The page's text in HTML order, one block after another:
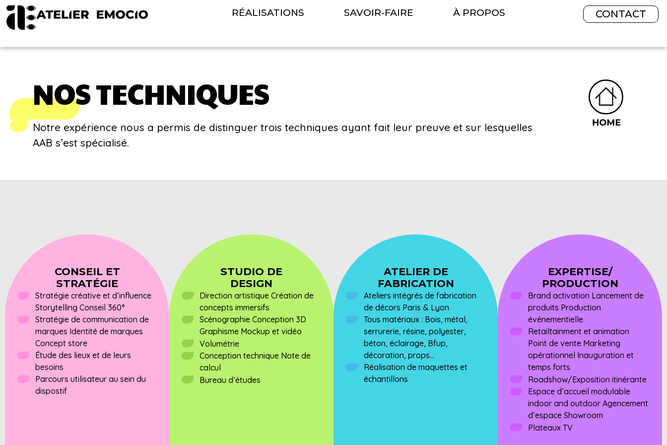
RÉALISATIONS SAVOIR-FAIRE À PROPOS CONTACT
NOS TECHNIQUES
Notre expérience nous a permis de distinguer trois techniques ayant fait leur preuve et sur lesquelles
AAB s’est spécialisé.
CONSEIL ET
STRATÉGIE
Stratégie créative et d’influence
Storytelling Conseil 360°
Stratégie de communication de
marques Identité de marques
Concept store
Étude des lieux et de leurs
besoins
Parcours utilisateur au sein du
dispostif
STUDIO DE
DESIGN
Direction artistique Création de
concepts immersifs
Scénographie Conception 3D
Graphisme Mockup et vidéo
Volumétrie
Conception technique Note de
calcul
Bureau d’études
ATELIER DE
FABRICATION
Ateliers intégrés de fabrication
de décors Paris & Lyon
Tous matériaux : Bois, métal,
serrurerie, résine, polyester,
béton, éclairage, Bfup,
décoration, props...
Réalisation de maquettes et
échantillons
EXPERTISE/
PRODUCTION
Brand activation Lancement de
produits Production
événementielle
Retailtainment et animation
Point de vente Marketing
opérationnel Inauguration et
temps forts
Roadshow/Exposition itinérante
Espace d’accueil modulable
indoor and outdoor Agencement
d’espace Showroom
Plateaux TV